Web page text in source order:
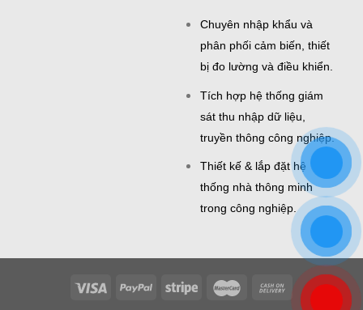
Chuyên nhập khẩu và
phân phối cảm biến, thiết
bị đo lường và điều khiển.
Tích hợp hệ thống giám
sát thu nhập dữ liệu,
truyền thông công nghiệp.
Thiết kế & lắp đặt hệ
thống nhà thông minh
trong công nghiệp.